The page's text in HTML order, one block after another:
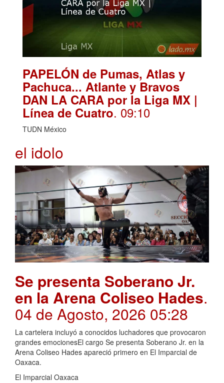
PAPELÓN de Pumas, Atlas y
Pachuca... Atlante y Bravos
DAN LA CARA por la Liga MX |
Línea de Cuatro. 09:10
TUDN México
el idolo
Se presenta Soberano Jr.
en la Arena Coliseo Hades.
04 de Agosto, 2026 05:28
La cartelera incluyó a conocidos luchadores que provocaron
grandes emocionesEl cargo Se presenta Soberano Jr. en la
Arena Coliseo Hades apareció primero en El Imparcial de
Oaxaca.
El Imparcial Oaxaca